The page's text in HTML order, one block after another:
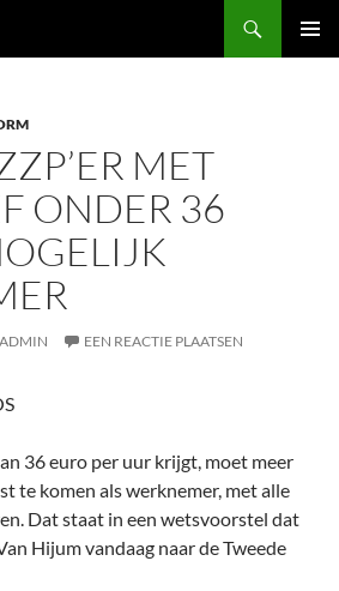
MET
ONDER 36
ADMIN EEN REACTIE PLAATSEN
36 euro per uur krijgt, moet meer
te komen als werknemer, met alle
Dat staat in een wetsvoorstel dat
Hijum vandaag naar de Tweede